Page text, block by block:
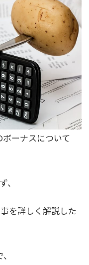
ーナスについて
、
を詳しく解説した